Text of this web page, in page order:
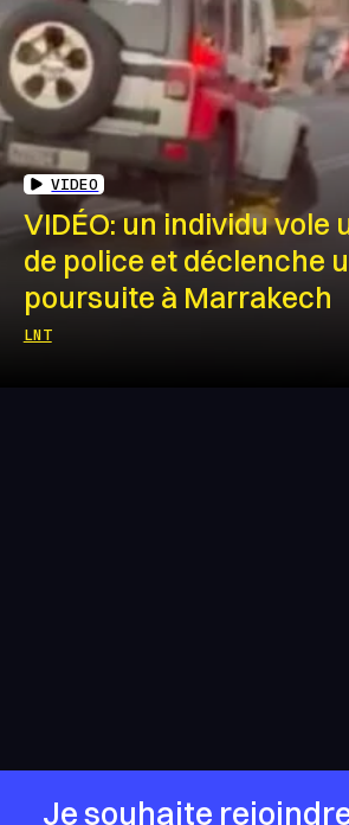
VIDEO
VIDÉO: un individu vole
de police et déclenche
poursuite à Marrakech
LNT
Je souhaite